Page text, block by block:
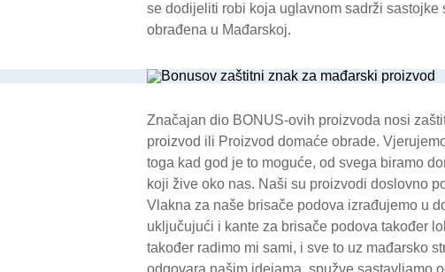
se dodijeliti robi koja uglavnom sadrži
obrađena u Mađarskoj.
Značajan dio BONUS-ovih proizvoda nosi
proizvod ili Proizvod domaće obrade.
toga kad god je to moguće, od svega biramo
koji žive oko nas. Naši su proizvodi doslovno
Vlakna za naše brisače podova izrađujemo u
uključujući i kante za brisače podova također
također radimo mi sami, i sve to uz mađarsko
odgovara našim idejama, spužve sastavljamo